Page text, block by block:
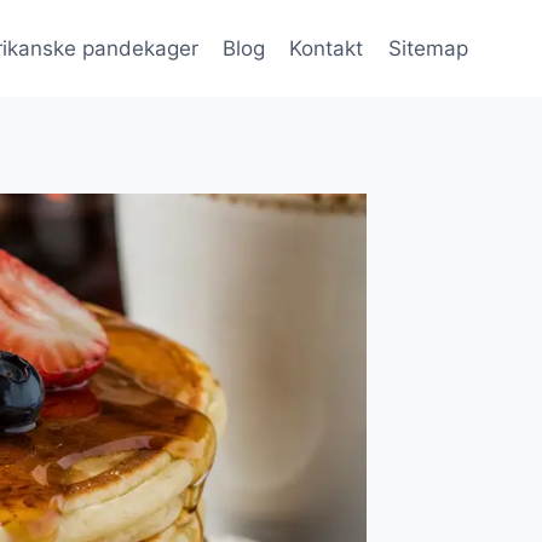
pandekager Blog Kontakt Sitemap